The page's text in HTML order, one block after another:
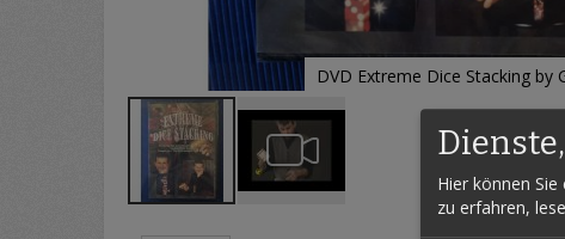
DVD Extreme Dice Stacking by
Hier können
zu erfahren,